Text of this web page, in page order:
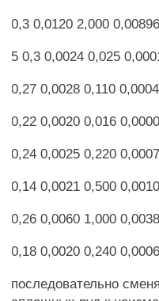
0,3 0,0120 2,000
5 0,3 0,0024 0,025
0,27 0,0028 0,110
0,22 0,0020 0,016
0,24 0,0025 0,220
0,14 0,0021 0,500
0,26 0,0060 1,000
0,18 0,0020 0,240
последовательно